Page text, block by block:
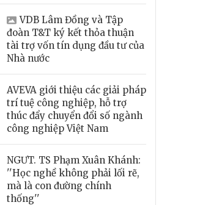
VDB Lâm Đồng và Tập
đoàn T&T ký kết thỏa thuận
tài trợ vốn tín dụng đầu tư của
Nhà nước
AVEVA giới thiệu các giải pháp
trí tuệ công nghiệp, hỗ trợ
thúc đẩy chuyển đổi số ngành
công nghiệp Việt Nam
NGƯT. TS Phạm Xuân Khánh:
''Học nghề không phải lối rẽ,
mà là con đường chính
thống''